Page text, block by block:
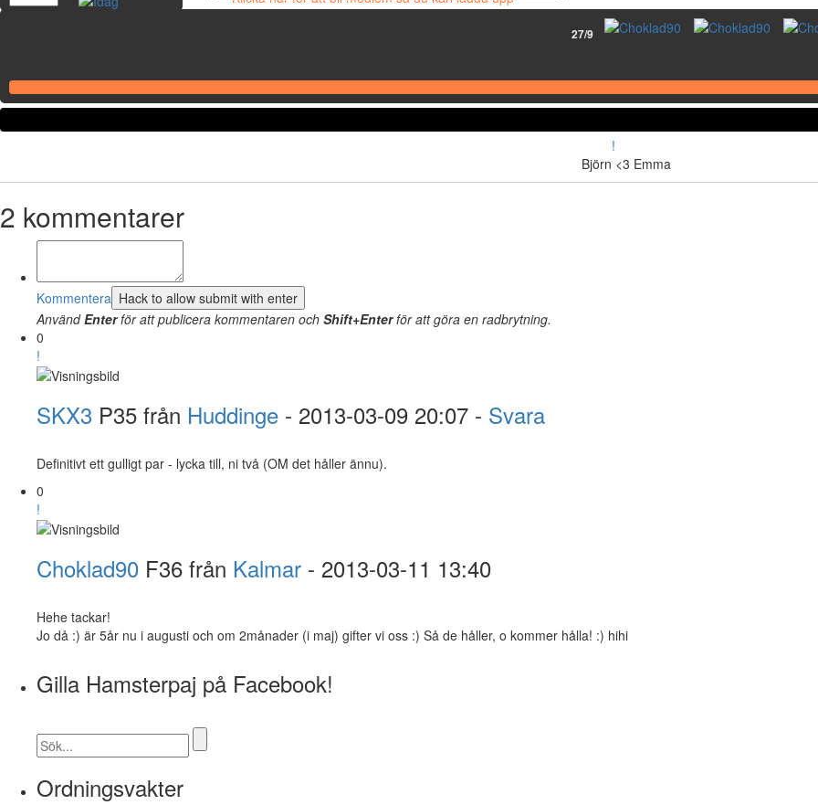
egna bilder!
27/9
!
Björn <3 Emma
2 kommentarer
Kommentera
AnvändEnterför att publicera kommentaren och Shift+Enterför att göra en radbrytning.
0
!
SKX3 P35 från Huddinge - 2013-03-09 20:07 - Svara
Definitivt ett gulligt par - lycka till, ni två (OM det håller ännu).
0
!
Choklad90 F36 från Kalmar - 2013-03-11 13:40
Hehe tackar!
Jo då :) är 5år nu i augusti och om 2månader (i maj) gifter vi oss :) Så de håller, o kommer hålla! :) hihi
Gilla Hamsterpaj på Facebook!
Ordningsvakter